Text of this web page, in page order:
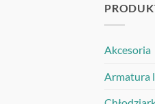
Akcesoria
Armatura